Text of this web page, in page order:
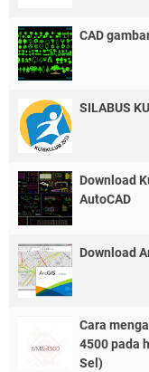
CAD
SILABUS
Download
AutoCAD
Download
Cara
4500 pada
Sel)